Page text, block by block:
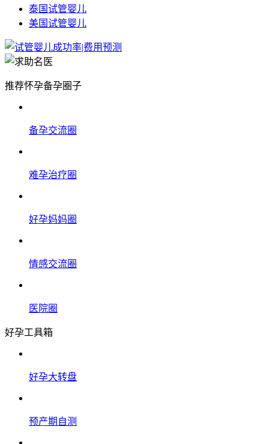
泰国试管婴儿
美国试管婴儿
推荐怀孕备孕圈子
备孕交流圈
难孕治疗圈
好孕妈妈圈
情感交流圈
医院圈
好孕工具箱
好孕大转盘
预产期自测